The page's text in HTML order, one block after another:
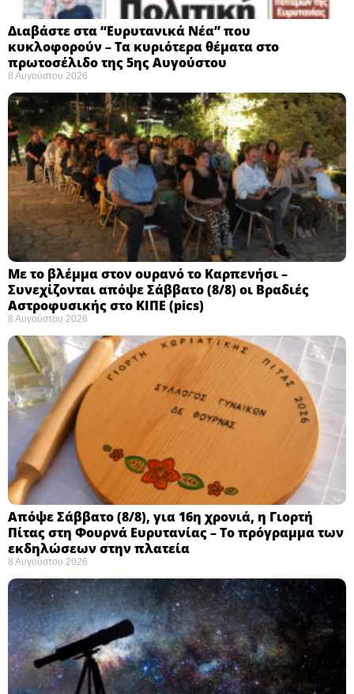
Διαβάστε στα “Ευρυτανικά Νέα” που
κυκλοφορούν – Τα κυριότερα θέματα στο
πρωτοσέλιδο της 5ης Αυγούστου
8 Αυγούστου 2026
Με το βλέμμα στον ουρανό το Καρπενήσι –
Συνεχίζονται απόψε Σάββατο (8/8) οι Βραδιές
Αστροφυσικής στο ΚΙΠΕ (pics)
8 Αυγούστου 2026
Απόψε Σάββατο (8/8), για 16η χρονιά, η Γιορτή
Πίτας στη Φουρνά Ευρυτανίας – Το πρόγραμμα των
εκδηλώσεων στην πλατεία
8 Αυγούστου 2026